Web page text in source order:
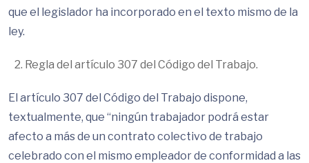
que el legislador ha incorporado en el texto mismo de la
ley.
Regla del artículo 307 del Código del Trabajo.
El artículo 307 del Código del Trabajo dispone,
textualmente, que “ningún trabajador podrá estar
afecto a más de un contrato colectivo de trabajo
celebrado con el mismo empleador de conformidad a las